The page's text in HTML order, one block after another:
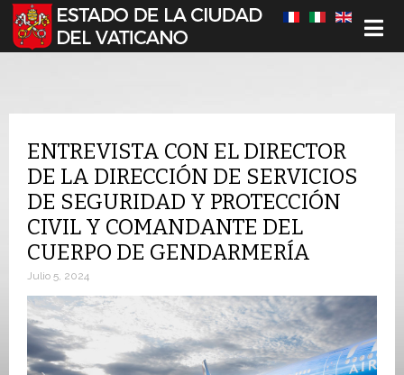
Seleccione su idioma
ENTREVISTA CON EL DIRECTOR
DE LA DIRECCIÓN DE SERVICIOS
DE SEGURIDAD Y PROTECCIÓN
CIVIL Y COMANDANTE DEL
CUERPO DE GENDARMERÍA
Julio 5, 2024